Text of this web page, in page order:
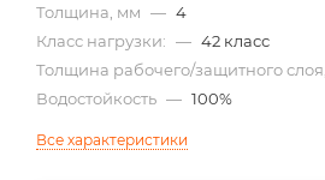
Толщина, мм — 4
Класс нагрузки: — 42 класс
Толщина рабочего/защитного
Водостойкость — 100%
Все характеристики